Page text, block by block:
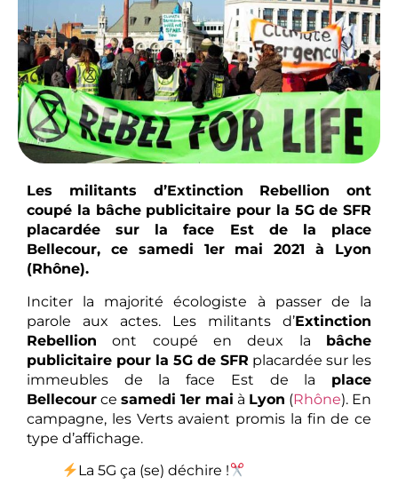
Les militants d’Extinction Rebellion ont
coupé la bâche publicitaire pour la 5G de SFR
placardée sur la face Est de la place
Bellecour, ce samedi 1er mai 2021 à Lyon
(Rhône).
Inciter la majorité écologiste à passer de la
parole aux actes. Les militants d’Extinction
Rebellion ont coupé en deux la bâche
publicitaire pour la 5G de SFR placardée sur les
immeubles de la face Est de la place
Bellecour ce samedi 1er mai à Lyon (Rhône). En
campagne, les Verts avaient promis la fin de ce
type d’affichage.
La 5G ça (se) déchire !